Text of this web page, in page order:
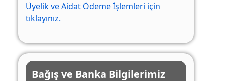
Üyelik ve Aidat Ödeme İşlemleri için
tıklayınız.
Bağış ve Banka Bilgilerimiz